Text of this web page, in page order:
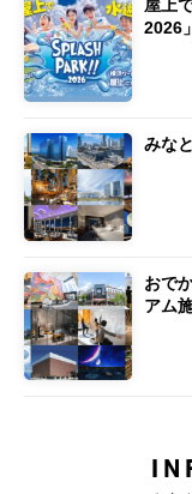
屋上
2026
みな
おで
アム